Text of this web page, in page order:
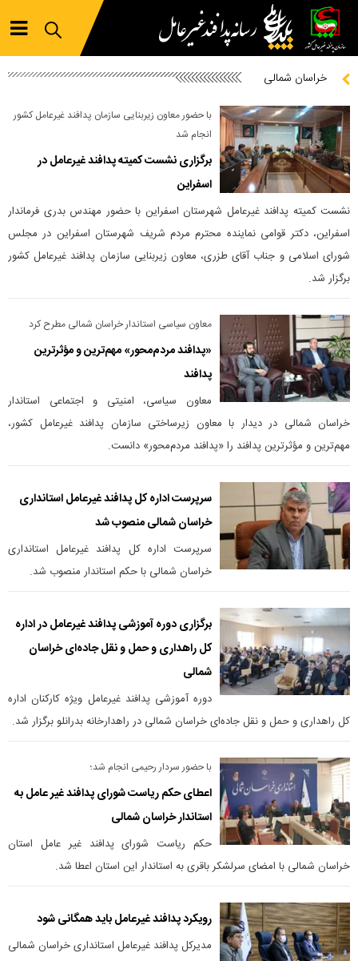
خراسان شمالی
با حضور معاون زیربنایی سازمان پدافند غیرعامل کشور
انجام شد
برگزاری نشست کمیته پدافند غیرعامل در
اسفراین
نشست کمیته پدافند غیرعامل شهرستان اسفراین با حضور مهندس بدری فرماندار
اسفراین، دکتر قوامی نماینده محترم مردم شریف شهرستان اسفراین در مجلس
شورای اسلامی و جناب آقای طزری، معاون زیربنایی سازمان پدافند غیرعامل کشور
برگزار شد.
معاون سیاسی استاندار خراسان شمالی مطرح کرد
«پدافند مردم‌محور» مهم‌ترین و مؤثرترین
پدافند
معاون سیاسی، امنیتی و اجتماعی استاندار
خراسان شمالی در دیدار با معاون زیرساختی سازمان پدافند غیرعامل کشور،
مهم‌ترین و مؤثرترین پدافند را «پدافند مردم‌محور» دانست.
سرپرست اداره کل پدافند غیرعامل استانداری
خراسان شمالی منصوب شد
سرپرست اداره کل پدافند غیرعامل استانداری
خراسان شمالی با حکم استاندار منصوب شد.
برگزاری دوره آموزشی پدافند غیرعامل در اداره
کل راهداری و حمل و نقل جاده‌ای خراسان
شمالی
دوره آموزشی پدافند غیرعامل ویژه کارکنان اداره
کل راهداری و حمل و نقل جاده‌ای خراسان شمالی در راهدارخانه بدرانلو برگزار شد.
با حضور سردار رحیمی انجام شد؛
اعطای حکم ریاست شورای پدافند غیر عامل به
استاندار خراسان شمالی
حکم ریاست شورای پدافند غیر عامل استان
خراسان شمالی با امضای سرلشکر باقری به استاندار این استان اعطا شد.
رویکرد پدافند غیرعامل باید همگانی شود
مدیرکل پدافند غیرعامل استانداری خراسان شمالی